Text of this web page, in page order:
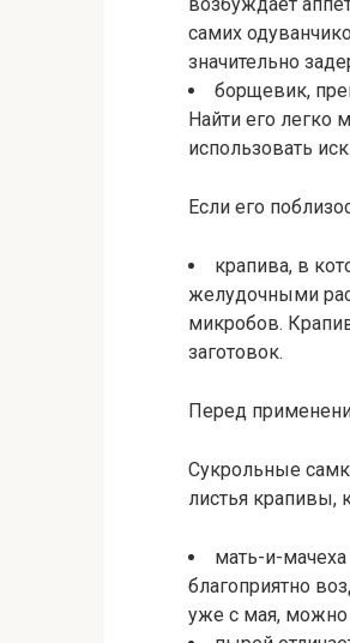
самих
значительно
борщевик,
Найти его легко
использовать
Если его
крапива, в
желудочными
микробов.
заготовок.
Перед
Сукрольные
листья
мать-и-
благоприятно
уже с мая, можно